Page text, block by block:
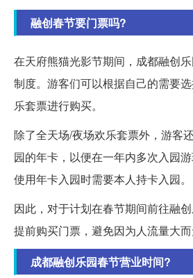
融创春节要门票吗?
在天府熊猫光影节期间，成都融创
制度。游客们可以根据自己的需要
乐套票进行购买。
除了全天场/夜场欢乐套票外，游客
园的年卡，以便在一年内多次入园
使用年卡入园时需要本人持卡入园。
因此，对于计划在春节期间前往融
提前购买门票，避免因为人流量大而
成都融创乐园春节营业时间?